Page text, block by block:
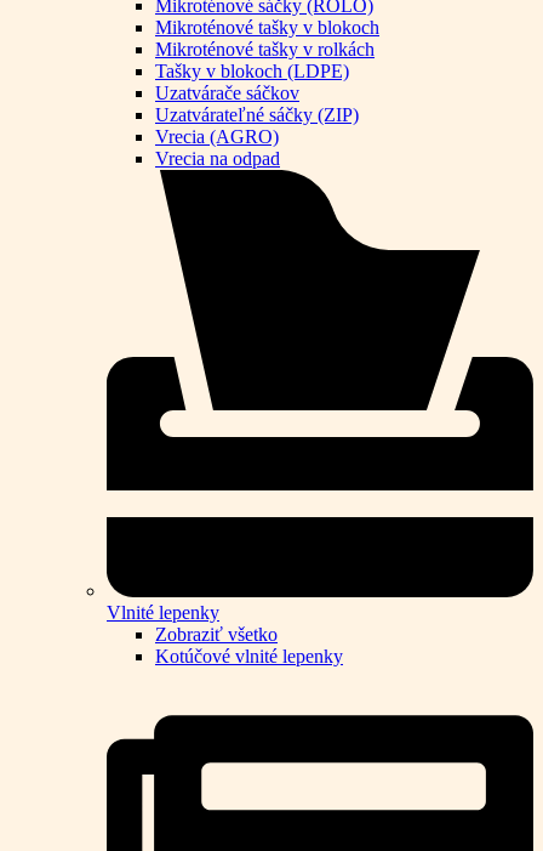
Mikroténové sáčky (ROLO)
Mikroténové tašky v blokoch
Mikroténové tašky v rolkách
Tašky v blokoch (LDPE)
Uzatvárače sáčkov
Uzatvárateľné sáčky (ZIP)
Vrecia (AGRO)
Vrecia na odpad
Vlnité lepenky
Zobraziť všetko
Kotúčové vlnité lepenky